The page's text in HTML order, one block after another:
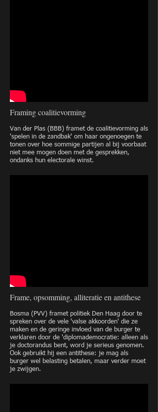
Framing coalitievorming
Van der Plas (BBB) framet de coalitievorming als
'spelen in de zandbak' om haar ongenoegen te
tonen over hoe sommige partijen al bij voorbaat
niet mee mogen doen met de gesprekken,
ondanks hun electorale winst.
Frame, opsomming, alliteratie en antithese
Bosma (PVV) framet politiek Den Haag door te
spreken over de vele 'valse akkoorden' die ze
maken en de geringe invloed van de burger te
verklaren door de 'diplomademocratie: alleen als
je doctorandus bent, word je serieus genomen.
Ook gebruikt hij een antithese: je mag als
burger wel belasting betalen, maar verder moet
je zwijgen.